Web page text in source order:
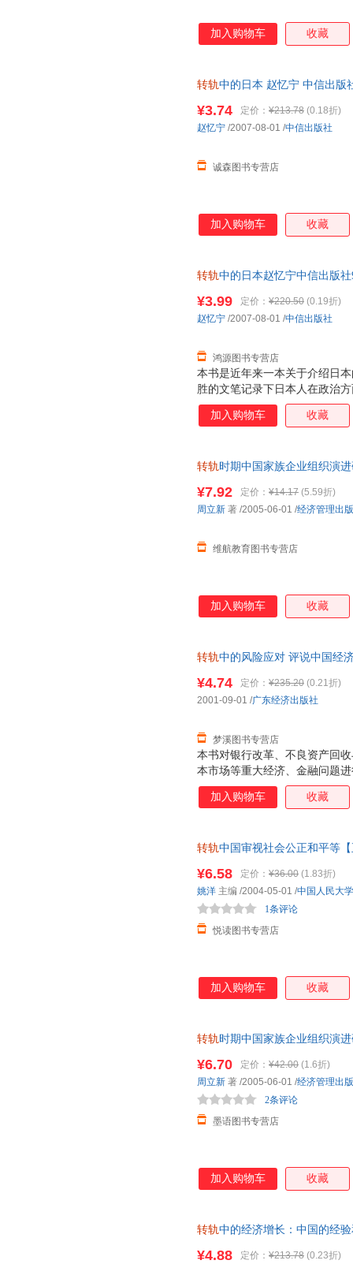
加入购物车 收藏
转轨中的日本 赵忆宁 中信出版
¥3.74 定价： ¥213.78 (0.18折)
诚森图书专营店
赵忆宁 /2007-08-01 /中信出版社
加入购物车 收藏
转轨中的日本赵忆宁中信出版
本书是近年来一本关于介绍日
胜的文笔记录下日本人在政治
社会方面的严峻挑战以及在对
人带来的无限困惑。 本书以灵
时间，访问了120多名日本各界
史、政治、经济、文化、民族
采访记录与信息材料为基础，
¥3.99 定价： ¥220.50 (0.19折)
鸿源图书专营店
赵忆宁 /2007-08-01 /中信出版社
加入购物车 收藏
转轨时期中国家族企业组织演
服！
¥7.92 定价： ¥14.17 (5.59折)
维航教育图书专营店
周立新 著 /2005-06-01 /经济管理出
加入购物车 收藏
转轨中的风险应对 评说中国经
本书对银行改革、不良资产回
本市场等重大经济、金融问题
统性解决问题的对策和思路。
¥4.74 定价： ¥235.20 (0.21折)
梦溪图书专营店
2001-09-01 /广东经济出版社
加入购物车 收藏
转轨中国审视社会公正和平等
¥6.58 定价： ¥36.00 (1.83折)
悦读图书专营店
1条评论
姚洋 主编 /2004-05-01 /中国人民大
加入购物车 收藏
转轨时期中国家族企业组织演
¥6.70 定价： ¥42.00 (1.6折)
墨语图书专营店
2条评论
周立新 著 /2005-06-01 /经济管理出
加入购物车 收藏
转轨中的经济增长：中国的经
¥4.88 定价： ¥213.78 (0.23折)